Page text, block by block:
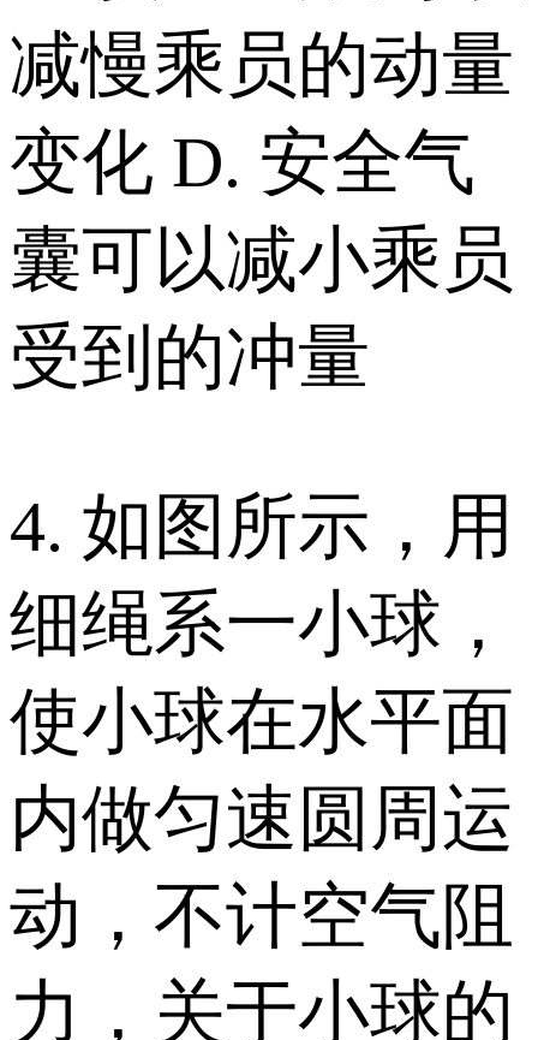
减慢乘员的动量
变化 D. 安全气
囊可以减小乘员
受到的冲量
4. 如图所示，用
细绳系一小球，
使小球在水平面
内做匀速圆周运
动，不计空气阻
力，关于小球的